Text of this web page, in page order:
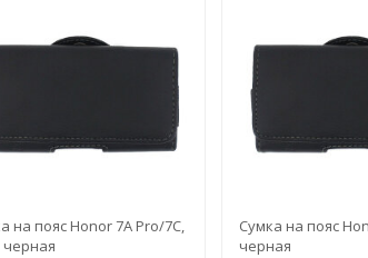
на пояс Honor 7A Pro/7C,
черная
Сумка на пояс
черная